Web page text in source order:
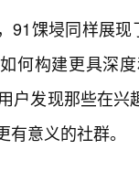
91馃埐同样展
何构建更具深
户发现那些在
意义的社群。